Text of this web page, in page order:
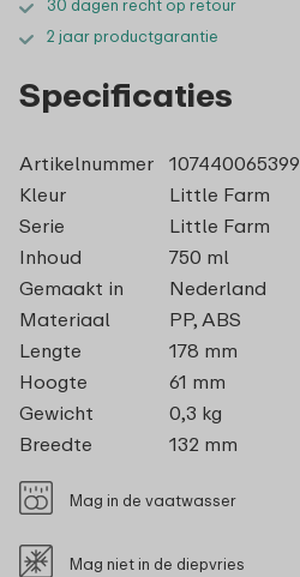
30 dagen recht op retour
2 jaar productgarantie
Specificaties
Artikelnummer
107440065399
Kleur
Little Farm
Serie
Little Farm
Inhoud
750 ml
Gemaakt in
Nederland
Materiaal
PP, ABS
Lengte
178 mm
Hoogte
61 mm
Gewicht
0,3 kg
Breedte
132 mm
Mag in de vaatwasser
Mag niet in de diepvries